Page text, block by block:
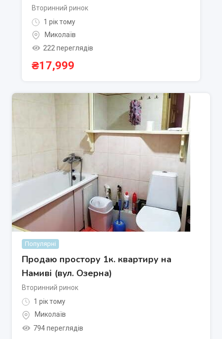
Вторинний ринок
1 рік тому
Миколаїв
222 переглядів
₴17,999
Популярні
Продаю простору 1к. квартиру на
Намиві (вул. Озерна)
Вторинний ринок
1 рік тому
Миколаїв
794 переглядів